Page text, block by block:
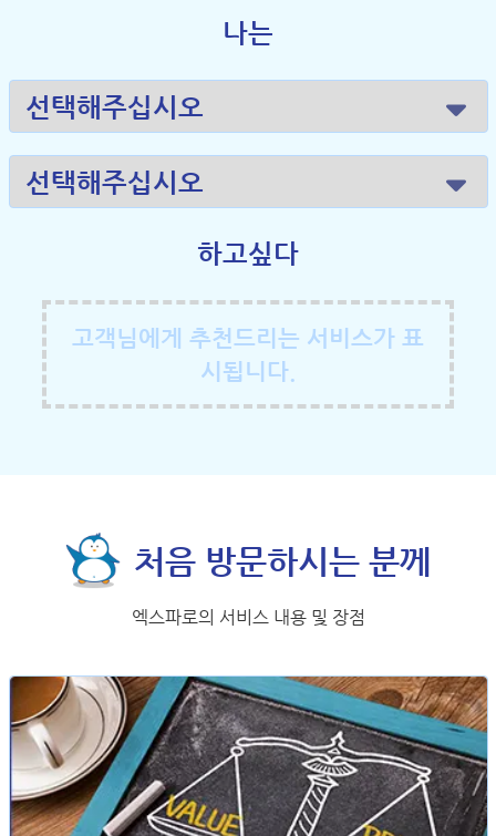
나는
하고싶다
고객님에게 추천드리는 서비스가 표
시됩니다.
처음 방문하시는 분께
엑스파로의 서비스 내용 및 장점